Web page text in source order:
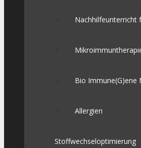
Nachhilfeunterricht
Bio Immune(G)ene
Allergien
Stoffwechseloptimierung